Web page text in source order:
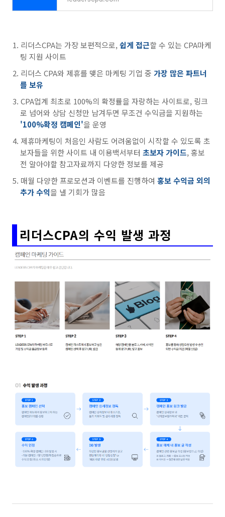
리더스CPA는 가장 보편적으로,쉽게 접근할 수 있는 CPA마케
팅 지원 사이트
리더스 CPA와 제휴를 맺은 마케팅 기업 중 가장 많은 파트너
를 보유
CPA업계 최초로 100%의 확정률을 자랑하는 사이트로, 링크
로 넘어와 상담 신청만 남겨두면 무조건 수익금을 지원하는
'100%확정 캠페인'을 운영
제휴마케팅이 처음인 사람도 어려움없이 시작할 수 있도록 초
보자들을 위한 사이트 내 이용백서부터 초보자 가이드, 홍보
전 알아야할 참고자료까지 다양한 정보를 제공
매월 다양한 프로모션과 이벤트를 진행하여 홍보 수익금 외의
추가 수익을 낼 기회가 많음
리더스CPA의 수익 발생 과정